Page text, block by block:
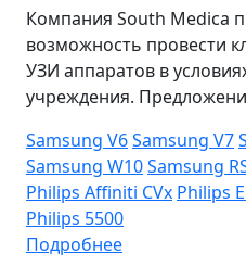
Компания South Medica
возможность провести
УЗИ аппаратов в
учреждения.
Samsung V6Samsung V7
Samsung W10Samsung
Philips Affiniti CVx Philips
Philips 5500
Подробнее